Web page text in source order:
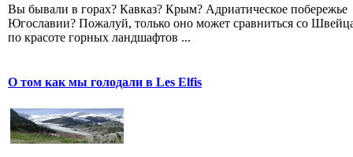
Вы бывали в горах? Кавказ? Крым? Адриатическое побережье
Югославии? Пожалуй, только оно может сравниться со
по красоте горных ландшафтов ...
О том как мы голодали в Les Elfis